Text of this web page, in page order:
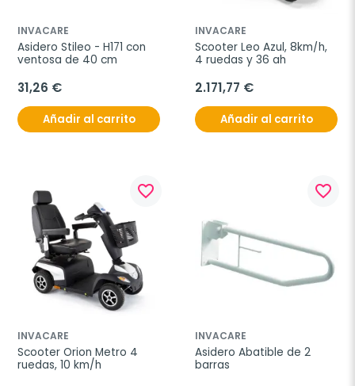
INVACARE
Asidero Stileo - H171 con
ventosa de 40 cm
31,26 €
Añadir al carrito
INVACARE
Scooter Leo Azul, 8km/h,
4 ruedas y 36 ah
2.171,77 €
Añadir al carrito
favorite_border
INVACARE
Scooter Orion Metro 4
ruedas, 10 km/h
favorite_border
INVACARE
Asidero Abatible de 2
barras